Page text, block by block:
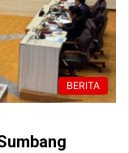
BERITA